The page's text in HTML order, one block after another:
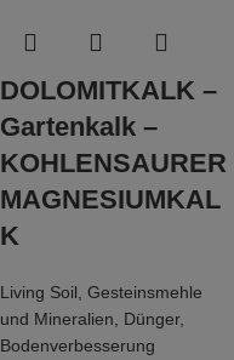
DOLOMITKALK –
Gartenkalk –
KOHLENSAURER
MAGNESIUMKAL
K
Living Soil Gesteinsmehle
und Mineralien
Dünger,
Bodenverbesserung